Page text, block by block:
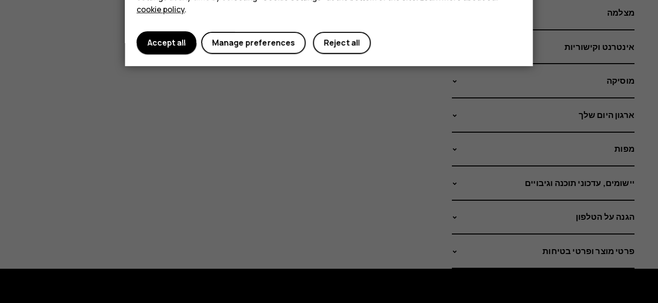
מצלמה
אינטרנט וקישוריות
מוסיקה
ארגון היום שלך
מפות
יישומים, עדכוני תוכנה וגיבויים
הגנה על הטלפון
פרטי מוצר ופרטי בטיחות
cookie policy.
Reject all
Manage preferences
Accept all